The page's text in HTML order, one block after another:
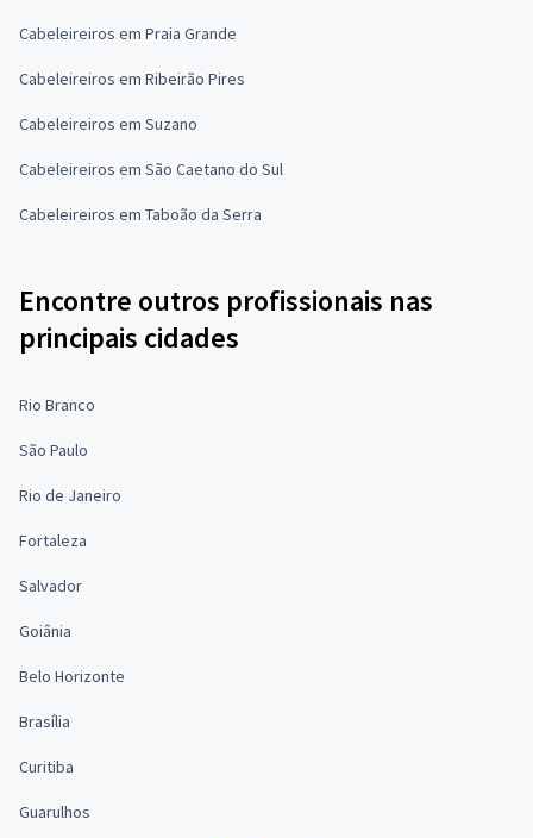
Cabeleireiros em Praia Grande
Cabeleireiros em Ribeirão Pires
Cabeleireiros em Suzano
Cabeleireiros em São Caetano do Sul
Cabeleireiros em Taboão da Serra
Encontre outros profissionais nas
principais cidades
Rio Branco
São Paulo
Rio de Janeiro
Fortaleza
Salvador
Goiânia
Belo Horizonte
Brasília
Curitiba
Guarulhos